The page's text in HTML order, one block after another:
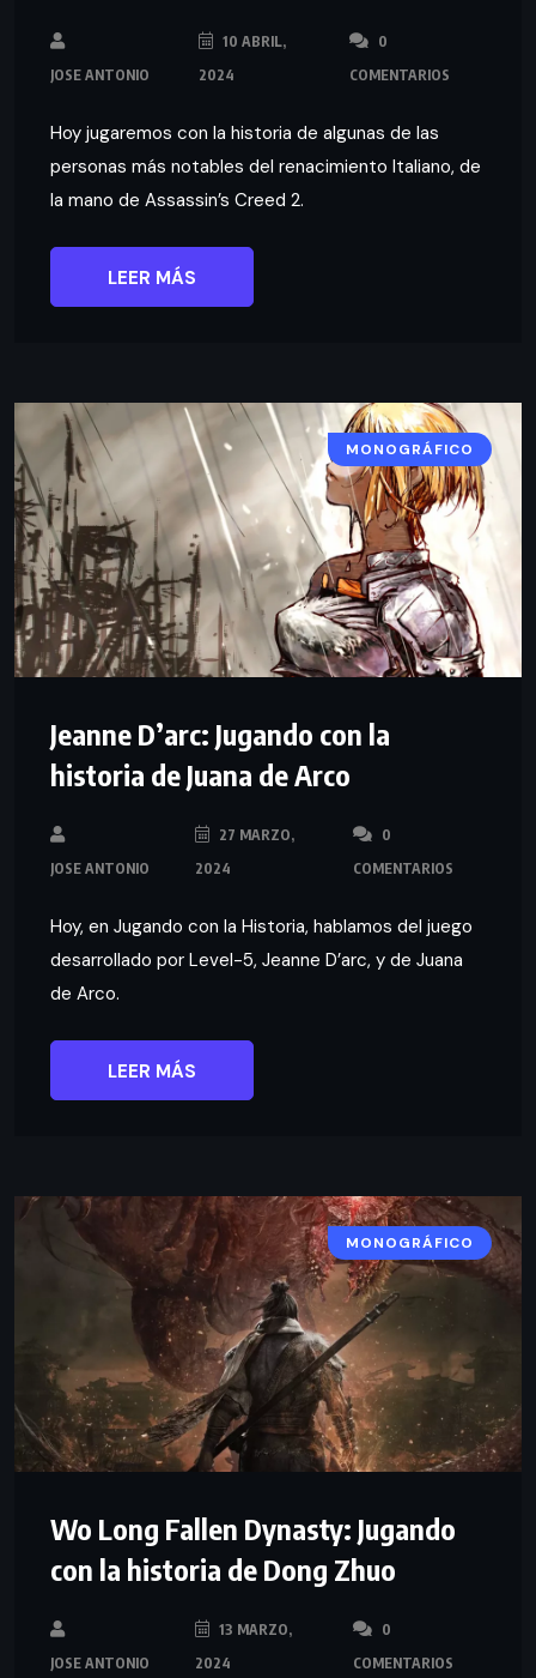
JOSE ANTONIO
10 ABRIL,
2024
0
COMENTARIOS
Hoy jugaremos con la historia de algunas de las
personas más notables del renacimiento Italiano, de
la mano de Assassin’s Creed 2.
LEER MÁS
MONOGRÁFICO
Jeanne D’arc: Jugando con la
historia de Juana de Arco
JOSE ANTONIO
27 MARZO,
2024
0
COMENTARIOS
Hoy, en Jugando con la Historia, hablamos del juego
desarrollado por Level-5, Jeanne D’arc, y de Juana
de Arco.
LEER MÁS
MONOGRÁFICO
Wo Long Fallen Dynasty: Jugando
con la historia de Dong Zhuo
JOSE ANTONIO
13 MARZO,
2024
0
COMENTARIOS